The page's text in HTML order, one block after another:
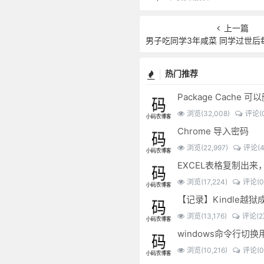
上一篇
男子吃同学3年咸菜 同学过世后
热门推荐
Package Cache 可以
浏览(32,008) 评论
Chrome 导入密码
浏览(22,997) 评论
浏览(17,224) 评论
【记录】Kindle越狱
浏览(13,176) 评论
windows命令行切换
浏览(10,216) 评论